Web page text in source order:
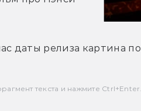
даты релиза картина
текста и нажмите Ctrl+Enter.